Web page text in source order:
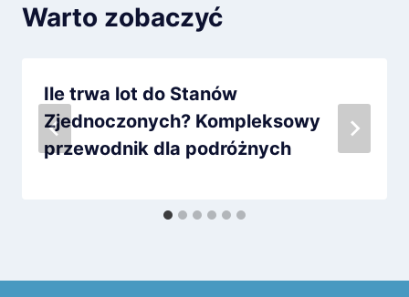
Warto zobaczyć
Ile trwa lot do Stanów
Zjednoczonych? Kompleksowy
przewodnik dla podróżnych